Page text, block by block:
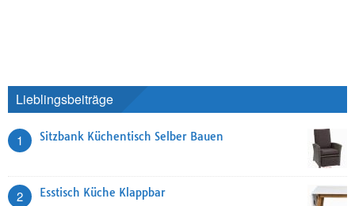
Lieblingsbeiträge
1 Sitzbank Küchentisch Selber Bauen
2 Esstisch Küche Klappbar